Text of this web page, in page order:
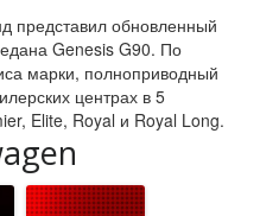
представил обновленный
Genesis G90. По
марки, полноприводный
центрах в 5
Elite, Royal и Royal Long.